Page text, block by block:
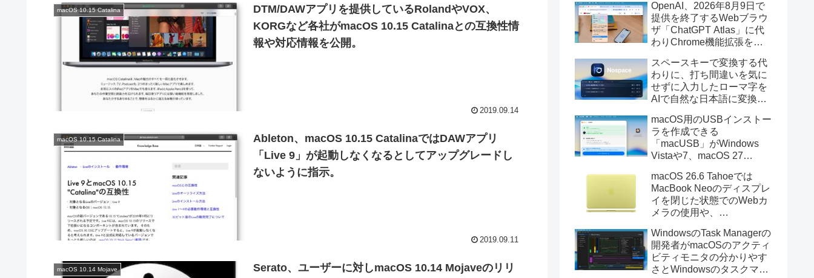
macOS 10.15 Catalina
DTM/DAWアプリを提供しているRolandやVOX、
KORGなど各社がmacOS 10.15 Catalinaとの互換性情
報や対応情報を公開。
2019.09.14
macOS 10.15 Catalina
Ableton、macOS 10.15 CatalinaではDAWアプリ
「Live 9」が起動しなくなるとしてアップグレードし
ないように指示。
2019.09.11
macOS 10.14 Mojave
Serato、ユーザーに対しmacOS 10.14 Mojaveのリリ
辺を焼損する火災が6月に3
件発生していたそうなので
注意を。
OpenAI、2026年8月9日で
提供を終了するWebブラウ
ザ「ChatGPT Atlas」に代
わりChrome機能拡張をア
画の質問やAsk ChatGPT機
能を追加。
スペースキーで変換する代
わりに、打ち間違いを気に
せずに入力したローマ字を
AIで自然な日本語に変換し
力アプリ「Nospace」がリ
リース。
macOS用のUSBインストー
ラを作成できる
「macUSB」がWindows
Vistaや7、macOS 27
トーラの作成に対応。
macOS 26.6 Tahoeでは
MacBook Neoのディスプレ
イを閉じた状態でのWebカ
メラの使用や、
利用しMacBook Neoを復元
する際の安定性が向上。
WindowsのTask Managerの
開発者がmacOSのアクティ
ビティモニタの分かりやす
さとWindowsのタスクマネ